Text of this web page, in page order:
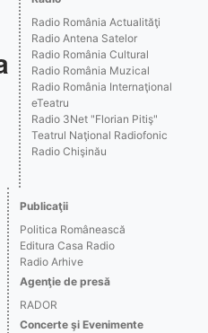
Radio România Actualităţi
Radio Antena Satelor
Radio România Cultural
Radio România Muzical
Radio România Internaţional
eTeatru
Radio 3Net "Florian Pitiş"
Teatrul Naţional Radiofonic
Radio Chişinău
Publicaţii
Politica Românească
Editura Casa Radio
Radio Arhive
Agenţie de presă
RADOR
Concerte şi Evenimente